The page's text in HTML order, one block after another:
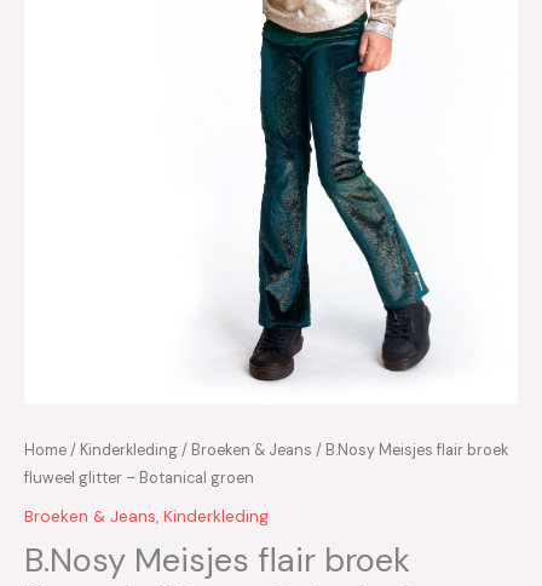
Home/ Kinderkleding/ Broeken & Jeans / B.Nosy Meisjes flair broek
fluweel glitter – Botanical groen
Broeken & Jeans, Kinderkleding
B.Nosy Meisjes flair broek